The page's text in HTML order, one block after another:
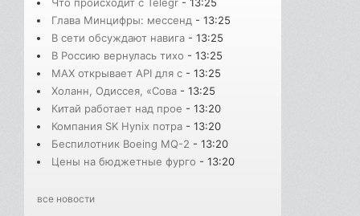
Глава Минцифры: мессенд - 13:25
В сети обсуждают навига - 13:25
В Россию вернулась тихо - 13:25
MAX открывает API для с - 13:25
Холанн, Одиссея, «Сова - 13:25
Китай работает над прое - 13:20
Компания SK Hynix потра - 13:20
Беспилотник Boeing MQ-2 - 13:20
Цены на бюджетные фурго - 13:20
все новости